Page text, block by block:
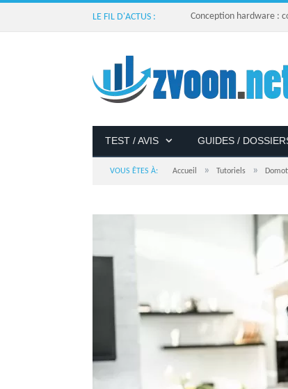
LE FIL D'ACTUS : Conception hardware :
TEST / AVIS GUIDES /
VOUS ÊTES À: Accueil » Tutoriels »